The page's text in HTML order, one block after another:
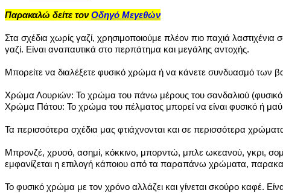
Παρακαλώ δείτε τονΟδηγό Μεγεθών
Στα σχέδια χωρίς γαζί, χρησιμοποιούμε πλέον πιο παχιά λαστιχένια
γαζί. Είναι αναπαυτικά στο περπάτημα και μεγάλης αντοχής.
Μπορείτε να διαλέξετε φυσικό χρώμα ή να κάνετε συνδυασμό των
Χρώμα Λουριών: Το χρώμα του πάνω μέρους του σανδαλιού
Χρώμα Πάτου: Το χρώμα του πέλματος μπορεί να είναι φυσικό ή
Τα περισσότερα σχέδια μας φτιάχνονται και σε περισσότερα
Μπρονζέ, χρυσό, ασημί, κόκκινο, μπορντώ, μπλε ωκεανού, γκρι,
εμφανίζεται η επιλογή κάποιου από τα παραπάνω χρώματα,
Το φυσικό χρώμα με τον χρόνο αλλάζει και γίνεται σκούρο καφέ.